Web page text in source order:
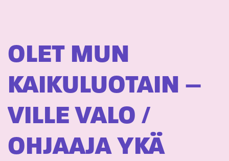
OLET MUN
KAIKULUOTAIN –
VILLE VALO /
OHJAAJA YKÄ